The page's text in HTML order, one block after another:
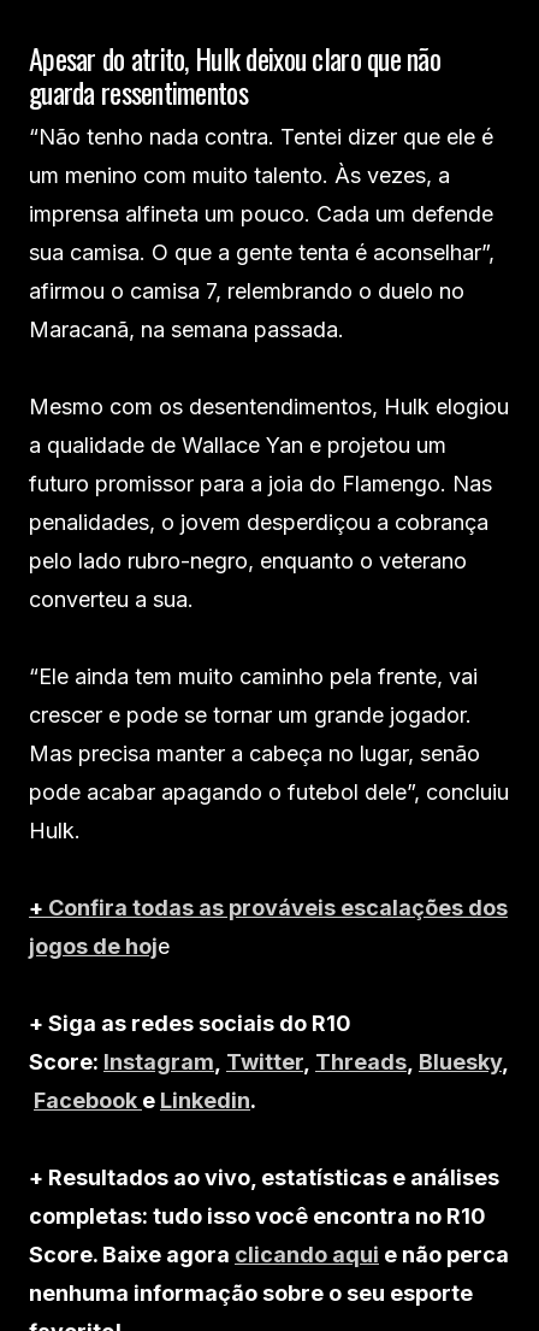
Apesar do atrito, Hulk deixou claro que não
guarda ressentimentos
“Não tenho nada contra. Tentei dizer que ele é
um menino com muito talento. Às vezes, a
imprensa alfineta um pouco. Cada um defende
sua camisa. O que a gente tenta é aconselhar”,
afirmou o camisa 7, relembrando o duelo no
Maracanã, na semana passada.
Mesmo com os desentendimentos, Hulk elogiou
a qualidade de Wallace Yan e projetou um
futuro promissor para a joia do Flamengo. Nas
penalidades, o jovem desperdiçou a cobrança
pelo lado rubro-negro, enquanto o veterano
converteu a sua.
“Ele ainda tem muito caminho pela frente, vai
crescer e pode se tornar um grande jogador.
Mas precisa manter a cabeça no lugar, senão
pode acabar apagando o futebol dele”, concluiu
Hulk.
+ Confira todas as prováveis escalações dos
jogos de hoje
+ Siga as redes sociais do R10
Score: Instagram Twitter Threads Bluesky,
Facebook e Linkedin.
+ Resultados ao vivo, estatísticas e análises
completas: tudo isso você encontra no R10
Score. Baixe agora clicando aqui e não perca
nenhuma informação sobre o seu esporte